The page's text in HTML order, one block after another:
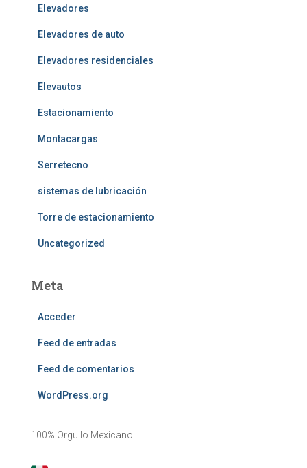
Elevadores
Elevadores de auto
Elevadores residenciales
Elevautos
Estacionamiento
Montacargas
Serretecno
sistemas de lubricación
Torre de estacionamiento
Uncategorized
Meta
Acceder
Feed de entradas
Feed de comentarios
WordPress.org
100% Orgullo Mexicano